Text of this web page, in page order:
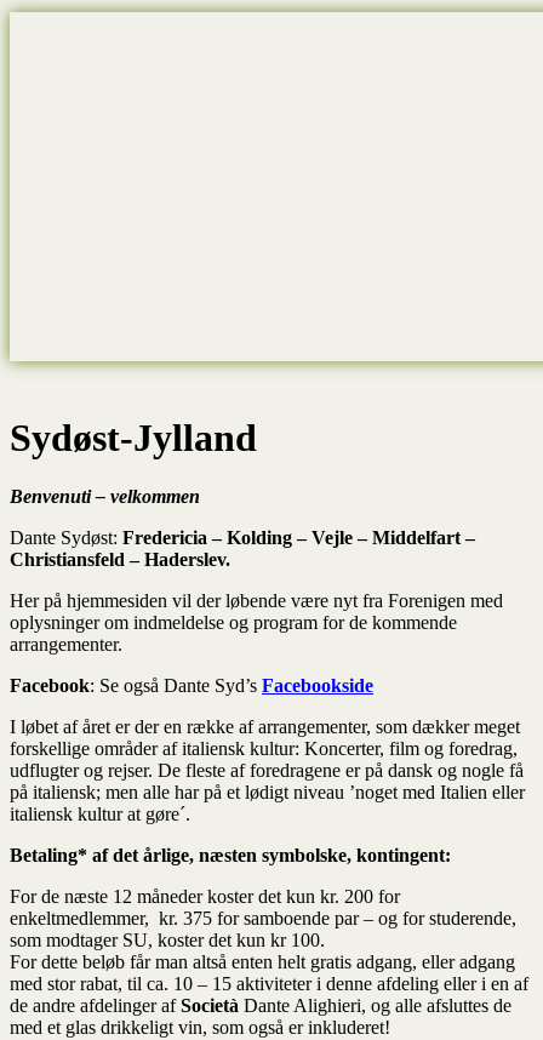
Sydøst-Jylland
Benvenuti – velkommen
Dante Sydøst: Fredericia – Kolding – Vejle – Middelfart –
Christiansfeld – Haderslev.
Her på hjemmesiden vil der løbende være nyt fra Forenigen med
oplysninger om indmeldelse og program for de kommende
arrangementer.
Facebook: Se også Dante Syd’s Facebookside
I løbet af året er der en række af arrangementer, som dækker meget
forskellige områder af italiensk kultur: Koncerter, film og foredrag,
udflugter og rejser. De fleste af foredragene er på dansk og nogle få
på italiensk; men alle har på et lødigt niveau ’noget med Italien eller
italiensk kultur at gøre´.
Betaling* af det årlige, næsten symbolske, kontingent:
For de næste 12 måneder koster det kun kr. 200 for
enkeltmedlemmer, kr. 375 for samboende par – og for studerende,
som modtager SU, koster det kun kr 100.
For dette beløb får man altså enten helt gratis adgang, eller adgang
med stor rabat, til ca. 10 – 15 aktiviteter i denne afdeling eller i en af
de andre afdelinger afSocietà Dante Alighieri, og alle afsluttes de
med et glas drikkeligt vin, som også er inkluderet!